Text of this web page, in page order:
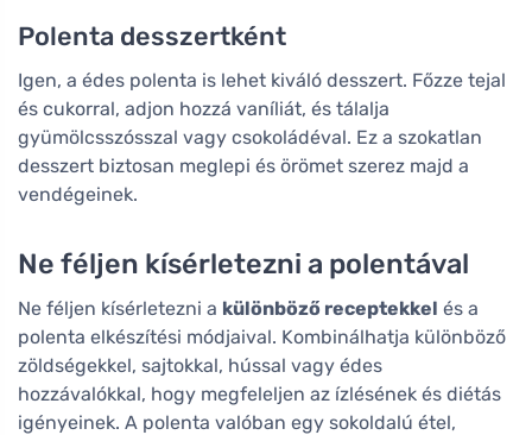
Polenta desszertként
Igen, a édes polenta is lehet kiváló desszert. Főzze tejal
és cukorral, adjon hozzá vaníliát, és tálalja
gyümölcsszósszal vagy csokoládéval. Ez a szokatlan
desszert biztosan meglepi és örömet szerez majd a
vendégeinek.
Ne féljen kísérletezni a polentával
Ne féljen kísérletezni a különböző receptekkel és a
polenta elkészítési módjaival. Kombinálhatja különböző
zöldségekkel, sajtokkal, hússal vagy édes
hozzávalókkal, hogy megfeleljen az ízlésének és diétás
igényeinek. A polenta valóban egy sokoldalú étel,